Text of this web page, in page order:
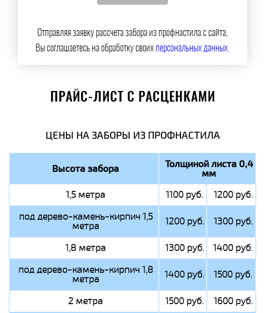
Отправляя заявку рассчета забора из профнастила с сайта,
Вы соглашаетесь на обработку своихперсональных данных.
ПРАЙС-ЛИСТ С РАСЦЕНКАМИ
ЦЕНЫ НА ЗАБОРЫ ИЗ ПРОФНАСТИЛА
Высота забора Толщиной листа 0,4
мм
1,5 метра 1100 руб.
1200 руб.
под дерево-камень-кирпич 1,5
метра 1200 руб. 1300 руб.
1,8 метра 1300 руб.
1400 руб.
под дерево-камень-кирпич 1,8
метра 1400 руб. 1500 руб.
2 метра 1500 руб. 1600 руб.